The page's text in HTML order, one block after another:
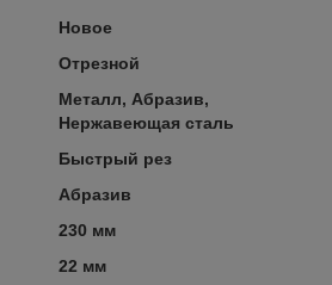
Новое
Отрезной
Металл, Абразив,
Нержавеющая сталь
Быстрый рез
Абразив
230 мм
22 мм